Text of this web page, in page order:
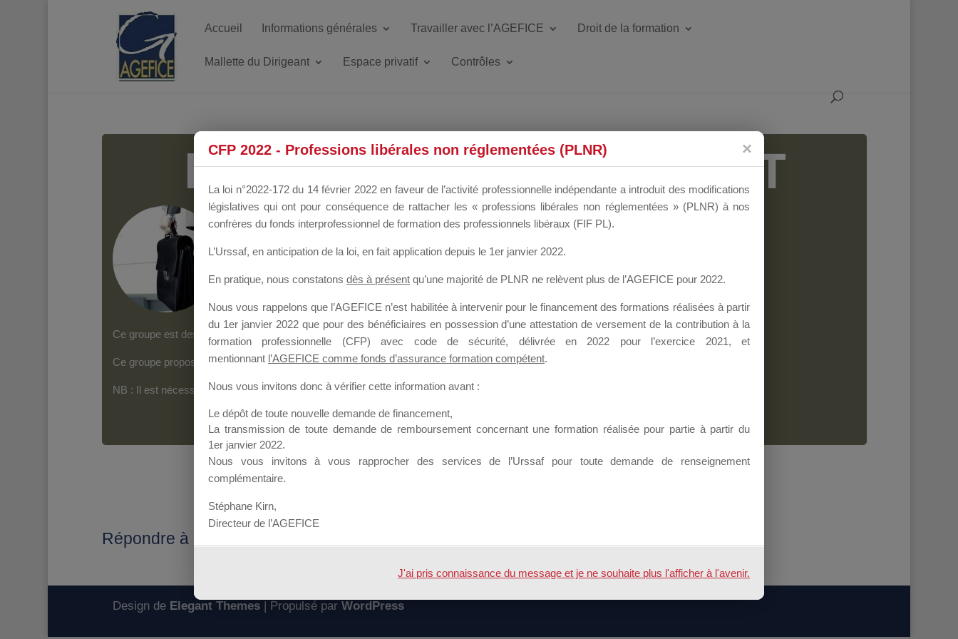
Accueil Informations générales Travailler avec l’AGEFICE Droit de la formation
Mallette du Dirigeant Espace privatif Contrôles
MALLETTE DU DIRIGEANT
Groupe Public il y a un mois
Ce groupe est destiné aux Organismes de Formation qui souhaitent répondre à l’Appel à Propositions Mallette du Dirigeant.
Ce groupe propose un forum dédié au support sur lequel il est possible de laisser un message ou poser une question.
NB : Il est nécessaire d’êtreinscrit(e)pour pouvoir rejoindre ce groupe
Répondre à : Réponse candidature MDD 2018
Design de Elegant Themes| Propulsé par WordPress
CFP 2022 - Professions libérales non réglementées (PLNR)
La loi n°2022-172 du 14 février 2022 en faveur de l’activité professionnelle indépendante a introduit des modifications
législatives qui ont pour conséquence de rattacher les « professions libérales non réglementées » (PLNR) à nos
confrères du fonds interprofessionnel de formation des professionnels libéraux (FIF PL).
L’Urssaf, en anticipation de la loi, en fait application depuis le 1er janvier 2022.
En pratique, nous constatons dès à présent qu’une majorité de PLNR ne relèvent plus de l’AGEFICE pour 2022.
Nous vous rappelons que l’AGEFICE n’est habilitée à intervenir pour le financement des formations réalisées à partir
du 1er janvier 2022 que pour des bénéficiaires en possession d’une attestation de versement de la contribution à la
formation professionnelle (CFP) avec code de sécurité, délivrée en 2022 pour l’exercice 2021, et
mentionnant l’AGEFICE comme fonds d’assurance formation compétent.
Nous vous invitons donc à vérifier cette information avant :
Le dépôt de toute nouvelle demande de financement,
La transmission de toute demande de remboursement concernant une formation réalisée pour partie à partir du
1er janvier 2022.
Nous vous invitons à vous rapprocher des services de l’Urssaf pour toute demande de renseignement
complémentaire.
Stéphane Kirn,
Directeur de l’AGEFICE
J'ai pris connaissance du message et je ne souhaite plus l'afficher à l'avenir.